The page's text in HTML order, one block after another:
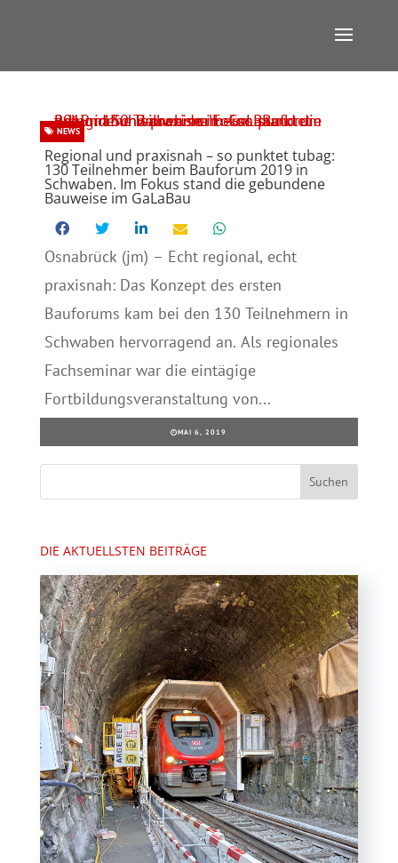
Regional und praxisnah – so punktet tubag:
130 Teilnehmer beim Bauforum 2019 in
Schwaben. Im Fokus stand die gebundene
Bauweise im GaLaBau
NEWS
Osnabrück (jm) – Echt regional, echt
praxisnah: Das Konzept des ersten
Bauforums kam bei den 130 Teilnehmern in
Schwaben hervorragend an. Als regionales
Fachseminar war die eintägige
Fortbildungsveranstaltung von...
MAI 6, 2019
DIE AKTUELLSTEN BEITRÄGE